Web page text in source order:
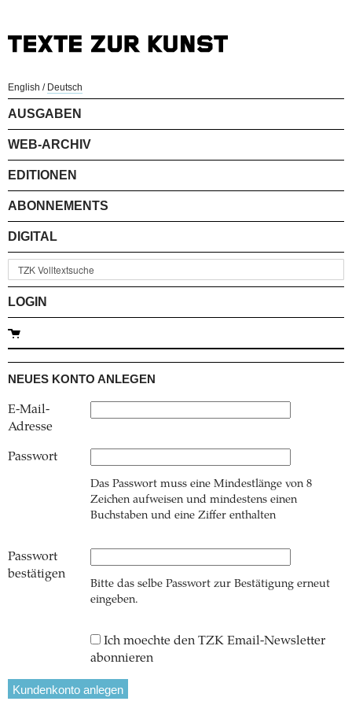
English / Deutsch
AUSGABEN
WEB-ARCHIV
EDITIONEN
ABONNEMENTS
DIGITAL
LOGIN
NEUES KONTO ANLEGEN
E-Mail-
Adresse
Passwort
Das Passwort muss eine Mindestlänge von 8
Zeichen aufweisen und mindestens einen
Buchstaben und eine Ziffer enthalten
Passwort
bestätigen
Bitte das selbe Passwort zur Bestätigung erneut
eingeben.
Ich moechte den TZK Email-Newsletter
abonnieren